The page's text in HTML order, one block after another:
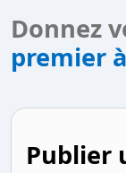
Donnez
premier
Publier